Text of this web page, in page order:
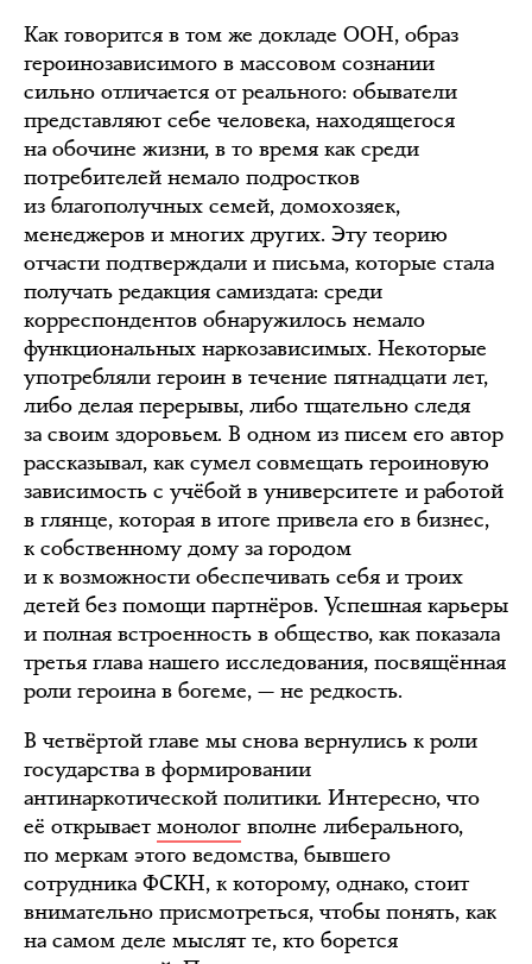
Как говорится в том же докладе ООН, образ
героинозависимого в массовом сознании
сильно отличается от реального: обыватели
представляют себе человека, находящегося
на обочине жизни, в то время как среди
потребителей немало подростков
из благополучных семей, домохозяек,
менеджеров и многих других. Эту теорию
отчасти подтверждали и письма, которые стала
получать редакция самиздата: среди
корреспондентов обнаружилось немало
функциональных наркозависимых. Некоторые
употребляли героин в течение пятнадцати лет,
либо делая перерывы, либо тщательно следя
за своим здоровьем. В одном из писем его автор
рассказывал, как сумел совмещать героиновую
зависимость с учёбой в университете и работой
в глянце, которая в итоге привела его в бизнес,
к собственному дому за городом
и к возможности обеспечивать себя и троих
детей без помощи партнёров. Успешная карьеры
и полная встроенность в общество, как показала
третья глава нашего исследования, посвящённая
роли героина в богеме, — не редкость.
В четвёртой главе мы снова вернулись к роли
государства в формировании
антинаркотической политики. Интересно, что
её открываетмонолог вполне либерального,
по меркам этого ведомства, бывшего
сотрудника ФСКН, к которому, однако, стоит
внимательно присмотреться, чтобы понять, как
на самом деле мыслят те, кто борется